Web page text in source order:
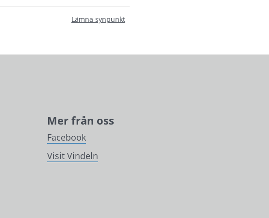
Lämna synpunkt
Mer från oss
Facebook
Visit Vindeln